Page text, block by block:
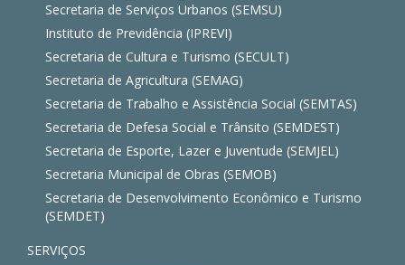
Secretaria de Serviços Urbanos (SEMSU)
Instituto de Previdência (IPREVI)
Secretaria de Cultura e Turismo (SECULT)
Secretaria de Agricultura (SEMAG)
Secretaria de Trabalho e Assistência Social (SEMTAS)
Secretaria de Defesa Social e Trânsito (SEMDEST)
Secretaria de Esporte, Lazer e Juventude (SEMJEL)
Secretaria Municipal de Obras (SEMOB)
Secretaria de Desenvolvimento Econômico e Turismo
(SEMDET)
SERVIÇOS